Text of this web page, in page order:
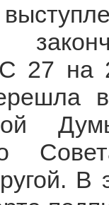
27 на